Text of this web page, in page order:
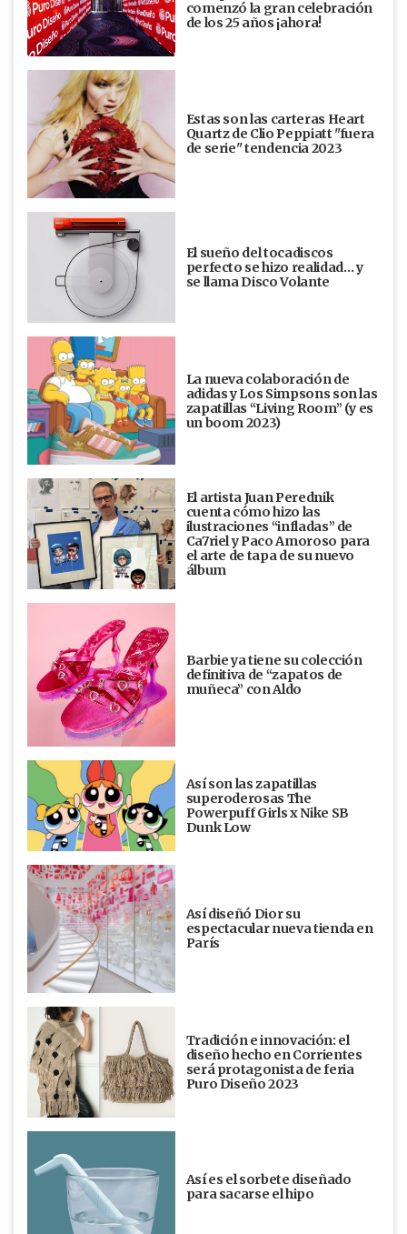
comenzó la gran celebración
de los 25 años ¡ahora!
Estas son las carteras Heart
Quartz de Clio Peppiatt "fuera
de serie" tendencia 2023
El sueño del tocadiscos
perfecto se hizo realidad… y
se llama Disco Volante
La nueva colaboración de
adidas y Los Simpsons son las
zapatillas “Living Room” (y es
un boom 2023)
El artista Juan Perednik
cuenta cómo hizo las
ilustraciones “infladas” de
Ca7riel y Paco Amoroso para
el arte de tapa de su nuevo
álbum
Barbie ya tiene su colección
definitiva de “zapatos de
muñeca” con Aldo
Así son las zapatillas
superoderosas The
Powerpuff Girls x Nike SB
Dunk Low
Así diseñó Dior su
espectacular nueva tienda en
París
Tradición e innovación: el
diseño hecho en Corrientes
será protagonista de feria
Puro Diseño 2023
Así es el sorbete diseñado
para sacarse el hipo